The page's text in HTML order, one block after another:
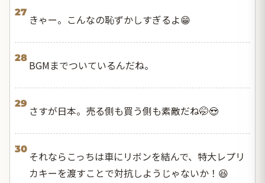
27
きゃー。こんなの恥ずかしすぎるよ😁
28
BGMまでついているんだね。
29
さすが日本。売る側も買う側も素敵だね🤭😍
30
それならこっちは車にリボンを結んで、特大レプリ
カキーを渡すことで対抗しようじゃないか！😆